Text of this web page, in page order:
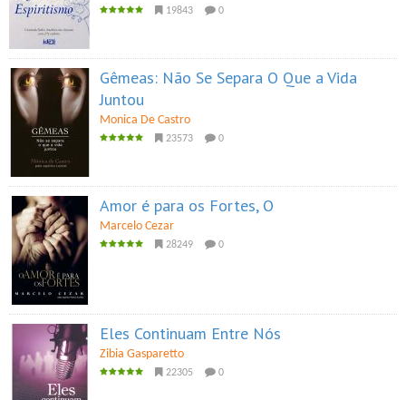
19843 0
Gêmeas: Não Se Separa O Que a Vida
Juntou
Monica De Castro
23573 0
Amor é para os Fortes, O
Marcelo Cezar
28249 0
Eles Continuam Entre Nós
Zibia Gasparetto
22305 0